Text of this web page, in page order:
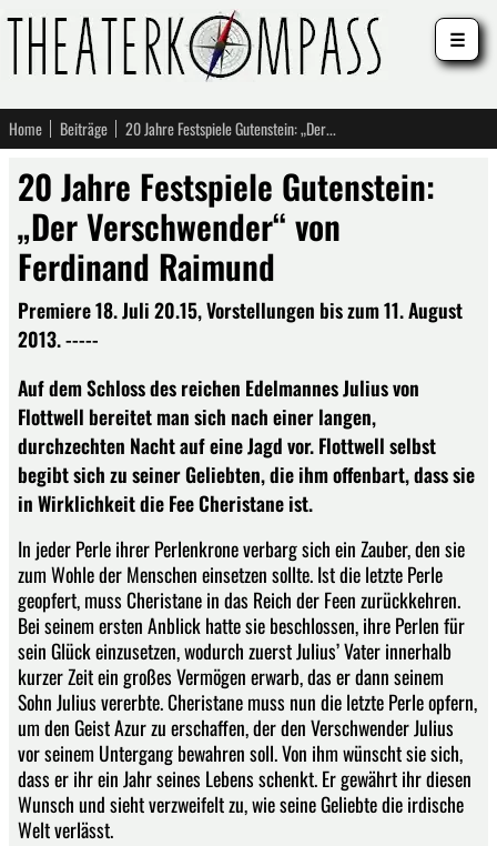
Home Beiträge 20 Jahre Festspiele Gutenstein: „Der Verschwender“ von Ferdinand Raimund
20 Jahre Festspiele Gutenstein:
„Der Verschwender“ von
Ferdinand Raimund
Premiere 18. Juli 20.15, Vorstellungen bis zum 11. August
2013. -----
Auf dem Schloss des reichen Edelmannes Julius von
Flottwell bereitet man sich nach einer langen,
durchzechten Nacht auf eine Jagd vor. Flottwell selbst
begibt sich zu seiner Geliebten, die ihm offenbart, dass sie
in Wirklichkeit die Fee Cheristane ist.
In jeder Perle ihrer Perlenkrone verbarg sich ein Zauber, den sie
zum Wohle der Menschen einsetzen sollte. Ist die letzte Perle
geopfert, muss Cheristane in das Reich der Feen zurückkehren.
Bei seinem ersten Anblick hatte sie beschlossen, ihre Perlen für
sein Glück einzusetzen, wodurch zuerst Julius’ Vater innerhalb
kurzer Zeit ein großes Vermögen erwarb, das er dann seinem
Sohn Julius vererbte. Cheristane muss nun die letzte Perle opfern,
um den Geist Azur zu erschaffen, der den Verschwender Julius
vor seinem Untergang bewahren soll. Von ihm wünscht sie sich,
dass er ihr ein Jahr seines Lebens schenkt. Er gewährt ihr diesen
Wunsch und sieht verzweifelt zu, wie seine Geliebte die irdische
Welt verlässt.
☰